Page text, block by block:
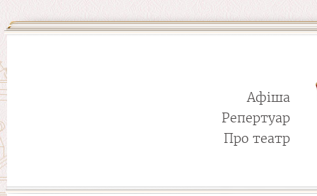
Афіша
Репертуар
Про театр